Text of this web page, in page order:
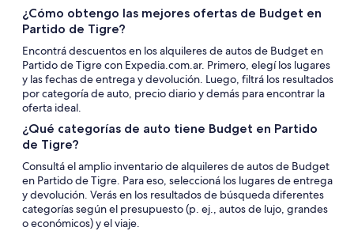
¿Cómo obtengo las mejores ofertas de Budget en
Partido de Tigre?
Encontrá descuentos en los alquileres de autos de Budget en
Partido de Tigre con Expedia.com.ar. Primero, elegí los lugares
y las fechas de entrega y devolución. Luego, filtrá los resultados
por categoría de auto, precio diario y demás para encontrar la
oferta ideal.
¿Qué categorías de auto tiene Budget en Partido
de Tigre?
Consultá el amplio inventario de alquileres de autos de Budget
en Partido de Tigre. Para eso, seleccioná los lugares de entrega
y devolución. Verás en los resultados de búsqueda diferentes
categorías según el presupuesto (p. ej., autos de lujo, grandes
o económicos) y el viaje.